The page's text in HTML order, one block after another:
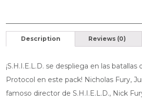
Description Reviews (0)
¡S.H.I.E.L.D. se despliega en las batallas
Protocol en este pack! Nicholas Fury,
famoso director de S.H.I.E.L.D., Nick